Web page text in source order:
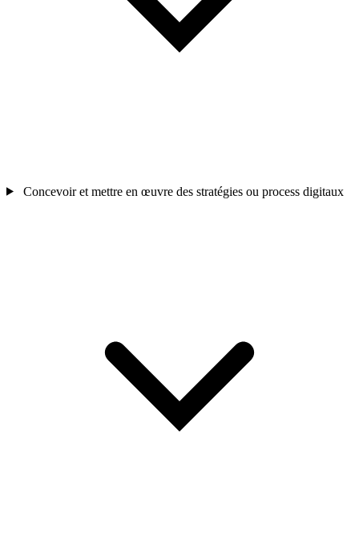
Concevoir et mettre en œuvre des stratégies ou process digitaux